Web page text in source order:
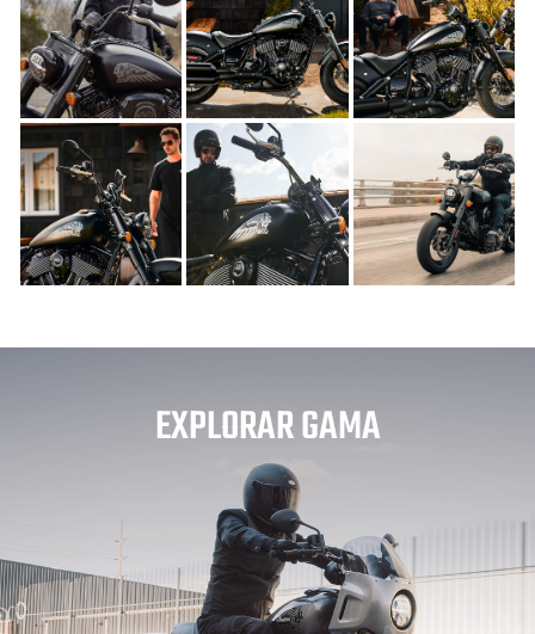
EXPLORAR GAMA